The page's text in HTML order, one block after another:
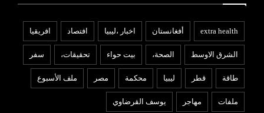
extra health أفغانستان اخبار ،ليبيا افتصاد افريقيا
الشرق الاوسط الصحة، بيت حواء تحقيقات، سفر
طاقة قطر ليبيا محكمة مصر ملف الأسبوع
ملفات مهاجر يوسف القرضاوي